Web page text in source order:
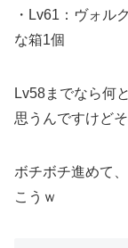
・Lv61：ヴォル
な箱1個
Lv58までなら何
思うんですけど
ボチボチ進めて
こうｗ